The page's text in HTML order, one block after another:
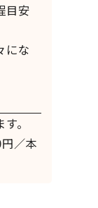
目安
にな
。
／本